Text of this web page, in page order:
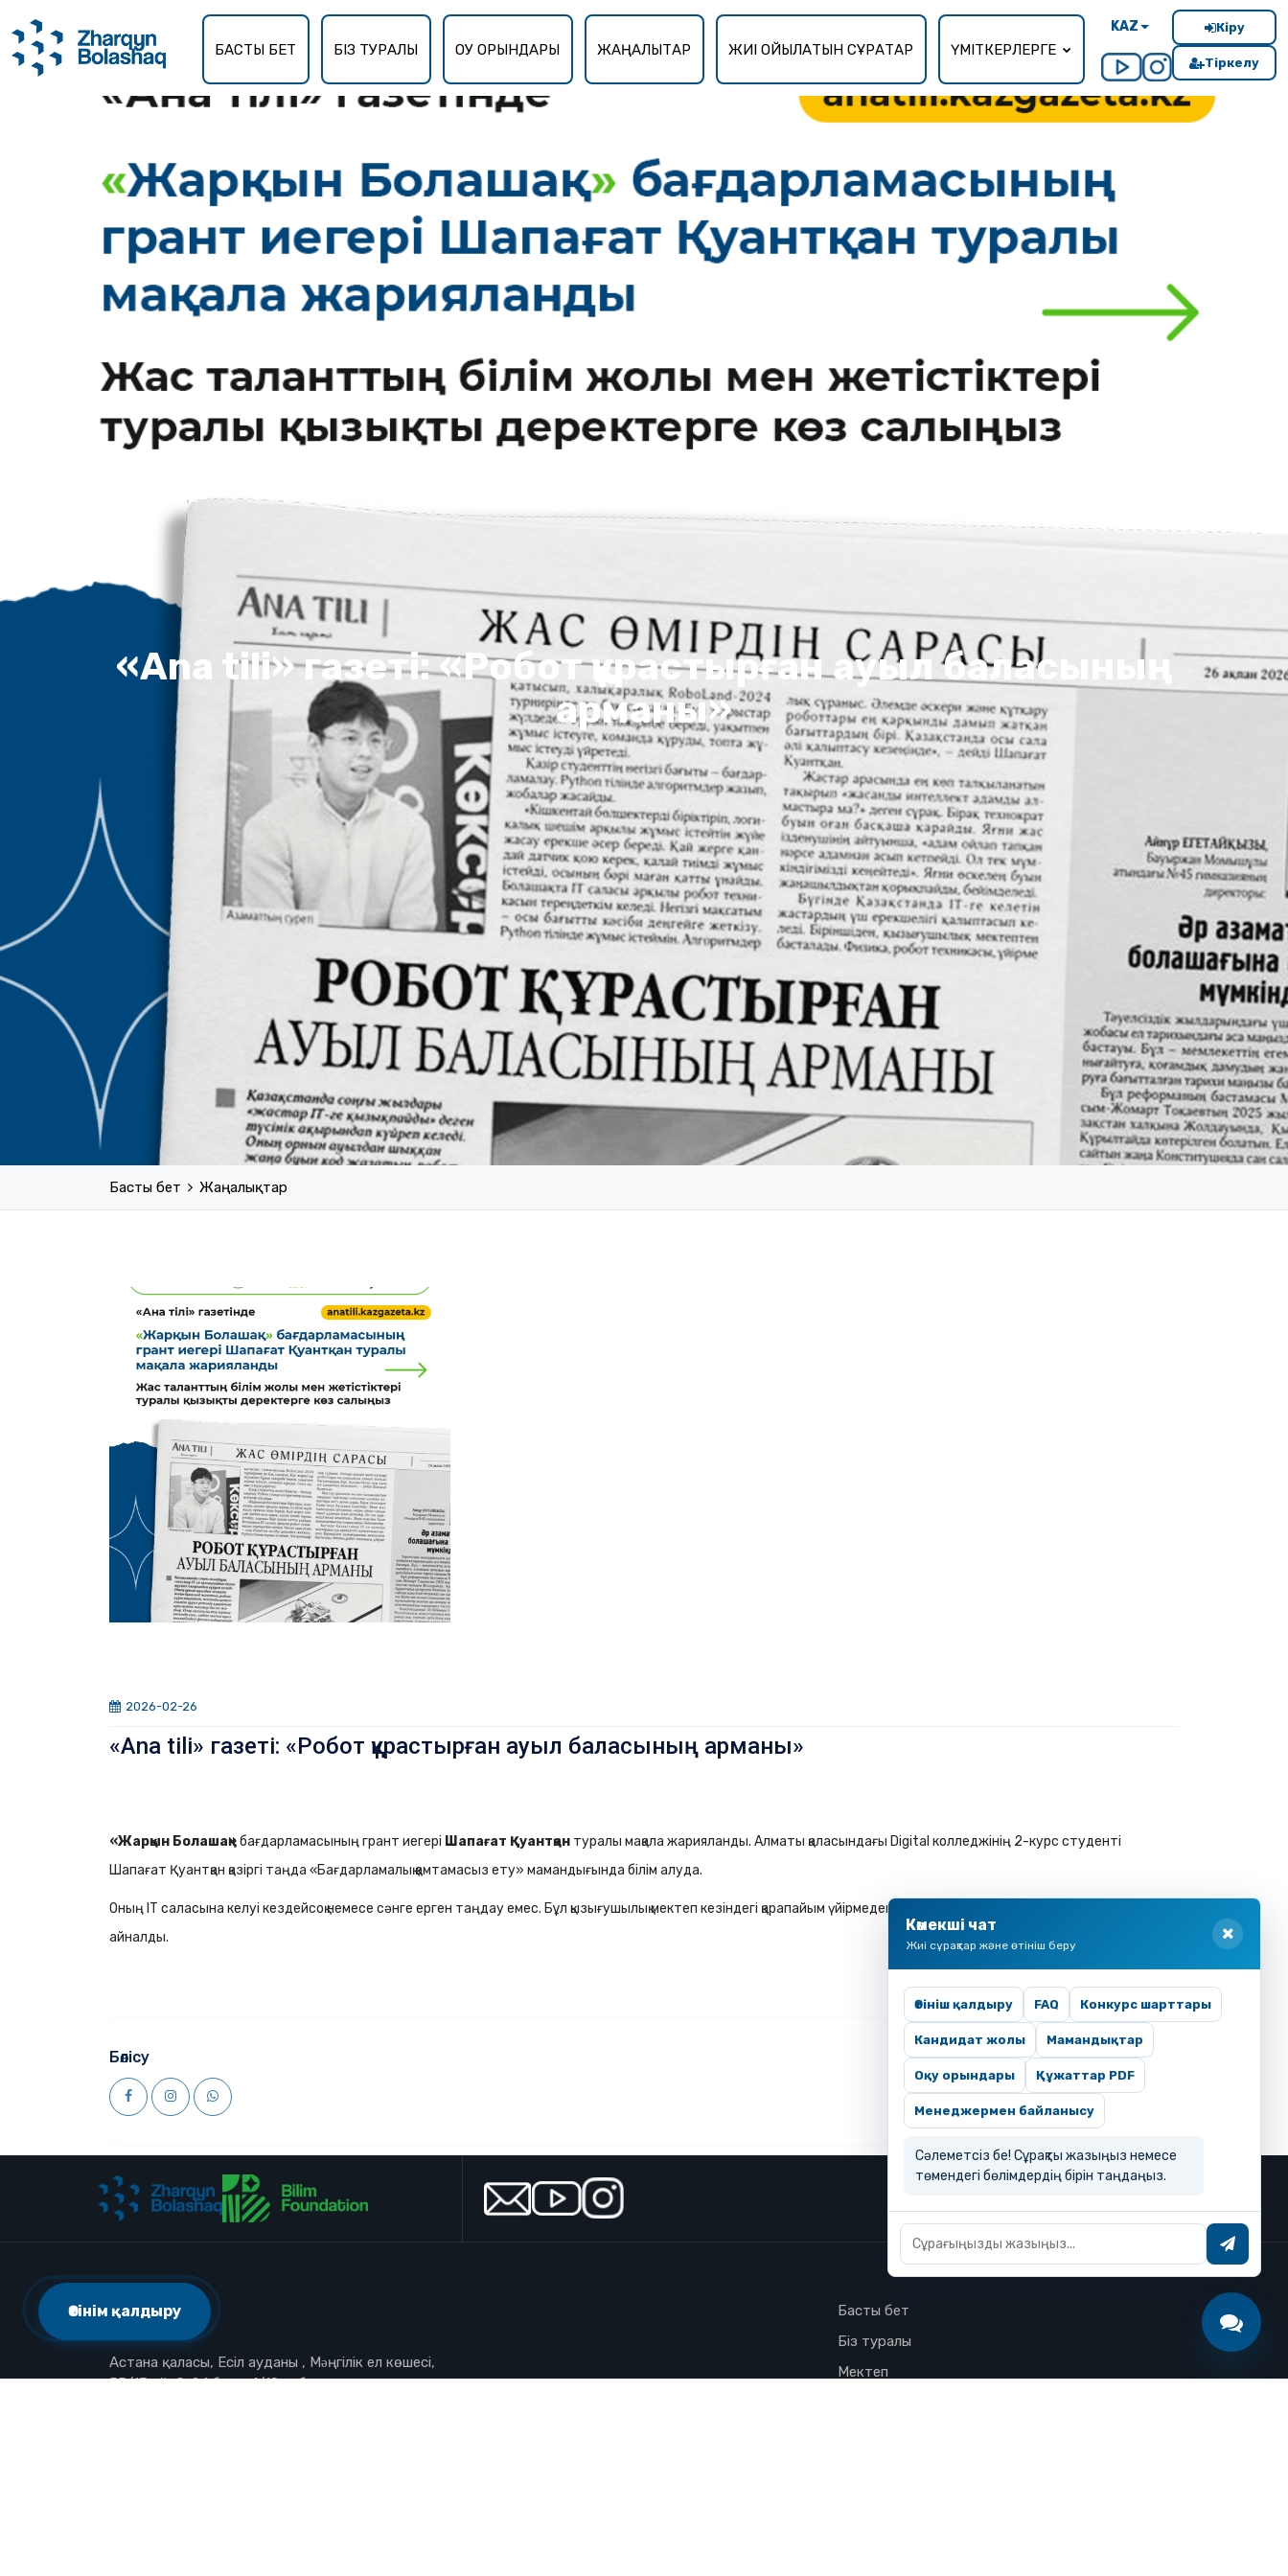
KAZ Кіру
Тіркелу
БАСТЫ БЕТ БІЗ ТУРАЛЫ ОҚУ ОРЫНДАРЫ ЖАҢАЛЫҚТАР ЖИІ ҚОЙЫЛАТЫН СҰРАҚТАР ҮМІТКЕРЛЕРГЕ
«Ana tili» газеті: «Робот құрастырған ауыл баласының
арманы»
Басты бет Жаңалықтар
2026-02-26
«Ana tili» газеті: «Робот құрастырған ауыл баласының арманы»
«Жарқын Болашақ»бағдарламасының грант иегері Шапағат Қуантқан туралы мақала жарияланды. Алматы қаласындағы Digital колледжінің 2-курс студенті
Шапағат Қуантқан қазіргі таңда «Бағдарламалық қамтамасыз ету» мамандығында білім алуда.
Оның IT саласына келуі кездейсоқ немесе сәнге ерген таңдау емес. Бұл қызығушылық мектеп кезіндегі қарапайым үйірмеден басталып, бүгінгі таңда нақты мақсатқа
айналды.
Бөлісу
Астана қаласы, Есіл ауданы , Мəңгілік ел көшесі,
55/13 үй, С-2,1 блок, 1/18 кабинет
Басты бет
Біз туралы
Мектеп
Өтінім қалдыру
Көмекші чат
Жиі сұрақтар және өтініш беру
Өтініш қалдыру FAQ Конкурс шарттары
Кандидат жолы Мамандықтар
Оқу орындары Құжаттар PDF
Менеджермен байланысу
Сәлеметсіз бе! Сұрақты жазыңыз немесе
төмендегі бөлімдердің бірін таңдаңыз.